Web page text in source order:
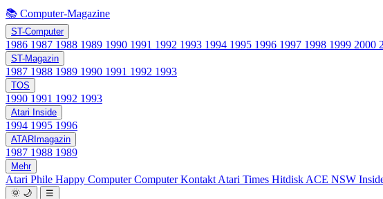
📚 Computer-Magazine
ST-Computer
1986 1987 1988 1989 1990 1991 1992 1993 1994 1995 1996 1997 1998 1999 2000
ST-Magazin
1987 1988 1989 1990 1991 1992 1993
TOS
1990 1991 1992 1993
Atari Inside
1994 1995 1996
ATARImagazin
1987 1988 1989
Mehr
Atari Phile Happy ComputerComputer Kontakt Atari Times Hitdisk ACE NSW
🌞 🌙
☰